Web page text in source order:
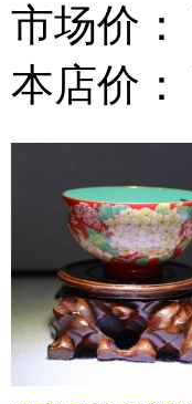
市场价：
本店价：